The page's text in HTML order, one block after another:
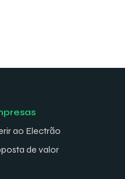
ao Electrão
de valor